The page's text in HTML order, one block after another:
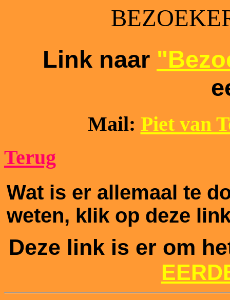
Link naar
Mail: Piet van
Terug
Wat is er allemaal te
weten, klik op deze
Deze link is er om